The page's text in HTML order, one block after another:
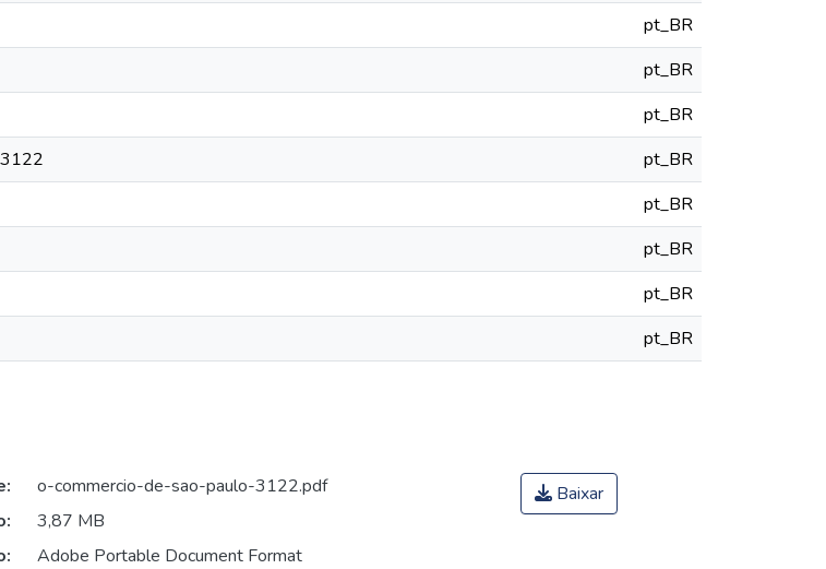
pt_BR
pt_BR
pt_BR
3122
pt_BR
pt_BR
pt_BR
pt_BR
pt_BR
o-commercio-de-sao-paulo-3122.pdf
3,87 MB
Adobe Portable Document Format
Baixar